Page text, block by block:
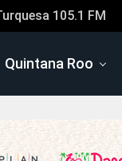
105.1 FM
Quintana Roo